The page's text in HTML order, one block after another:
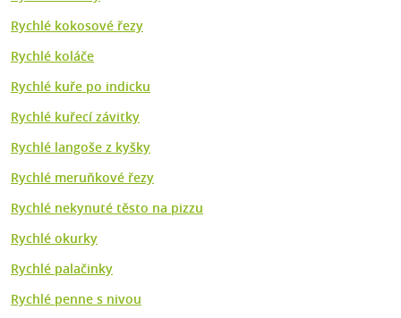
Rychlé kokosové řezy
Rychlé koláče
Rychlé kuře po indicku
Rychlé kuřecí závitky
Rychlé langoše z kyšky
Rychlé meruňkové řezy
Rychlé nekynuté těsto na pizzu
Rychlé okurky
Rychlé palačinky
Rychlé penne s nivou